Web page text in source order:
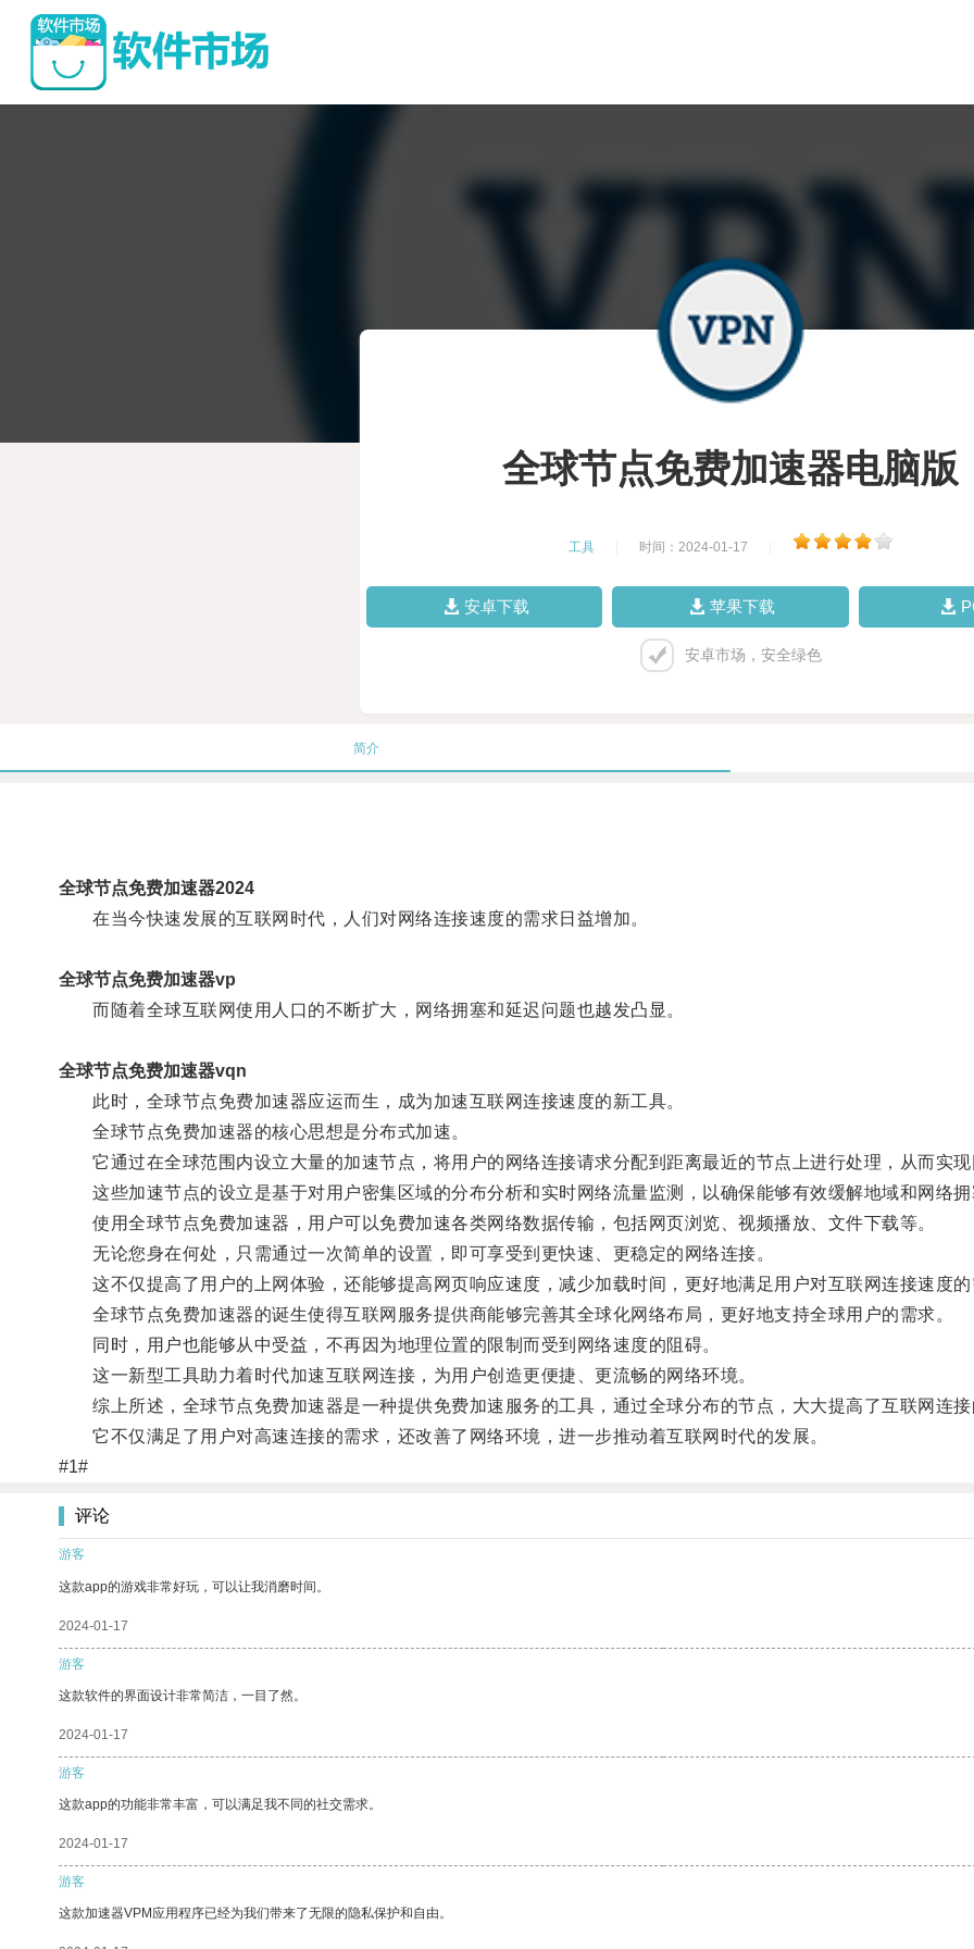
全球节点免费加速器电脑版
工具 时间：2024-01-17
安卓下载 苹果下载
安卓市场，安全绿色
简介
全球节点免费加速器2024
在当今快速发展的互联网时代，人们对网络连接速度的需求日益增加。
全球节点免费加速器vp
而随着全球互联网使用人口的不断扩大，网络拥塞和延迟问题也越发凸显。
全球节点免费加速器vqn
此时，全球节点免费加速器应运而生，成为加速互联网连接速度的新工具。
全球节点免费加速器的核心思想是分布式加速。
它通过在全球范围内设立大量的加速节点，将用户的网络连接请求分配到距离最近的节点上进行处理，从而实现
这些加速节点的设立是基于对用户密集区域的分布分析和实时网络流量监测，以确保能够有效缓解地域和网络拥
使用全球节点免费加速器，用户可以免费加速各类网络数据传输，包括网页浏览、视频播放、文件下载等。
无论您身在何处，只需通过一次简单的设置，即可享受到更快速、更稳定的网络连接。
这不仅提高了用户的上网体验，还能够提高网页响应速度，减少加载时间，更好地满足用户对互联网连接速度的
全球节点免费加速器的诞生使得互联网服务提供商能够完善其全球化网络布局，更好地支持全球用户的需求。
同时，用户也能够从中受益，不再因为地理位置的限制而受到网络速度的阻碍。
这一新型工具助力着时代加速互联网连接，为用户创造更便捷、更流畅的网络环境。
综上所述，全球节点免费加速器是一种提供免费加速服务的工具，通过全球分布的节点，大大提高了互联网连接
它不仅满足了用户对高速连接的需求，还改善了网络环境，进一步推动着互联网时代的发展。
#1#
评论
游客
这款app的游戏非常好玩，可以让我消磨时间。
2024-01-17
游客
这款软件的界面设计非常简洁，一目了然。
2024-01-17
游客
这款app的功能非常丰富，可以满足我不同的社交需求。
2024-01-17
游客
这款加速器VPM应用程序已经为我们带来了无限的隐私保护和自由。